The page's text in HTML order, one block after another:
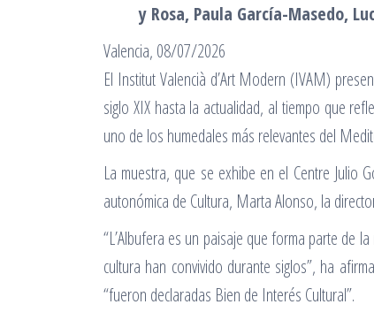
y Rosa, Paula García-Masedo,
Valencia, 08/07/2026
El Institut Valencià d’Art Modern (IVAM)
siglo XIX hasta la actualidad, al tiempo que
uno de los humedales más relevantes del
La muestra, que se exhibe en el Centre Julio
autonómica de Cultura, Marta Alonso, la
“L’Albufera es un paisaje que forma parte de
cultura han convivido durante siglos”, ha
“fueron declaradas Bien de Interés Cultural”.